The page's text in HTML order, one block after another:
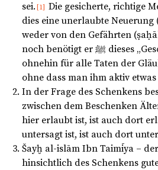
sei. [1] Die gesicherte, richtige
dies eine unerlaubte Neuerung
weder von den Gefährten
noch benötigt er ﷺ dieses „Geschenk“, weil er
ohnehin für alle Taten der
ohne dass man ihm aktiv
In der Frage des Schenkens
zwischen dem Beschenken
hier erlaubt ist, ist auch dort
untersagt ist, ist auch dort
Šayḫ al-islām Ibn Taimīya –
hinsichtlich des Schenkens